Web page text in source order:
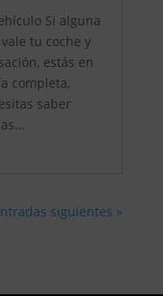
Si alguna
tu coche y
estás en
completa,
saber
siguientes »